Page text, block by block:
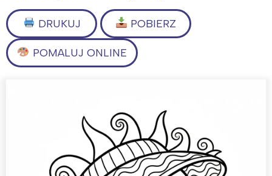
DRUKUJ POBIERZ
POMALUJ ONLINE